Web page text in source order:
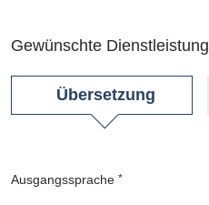
Gewünschte Dienstleistung
Übersetzung
Ausgangssprache *